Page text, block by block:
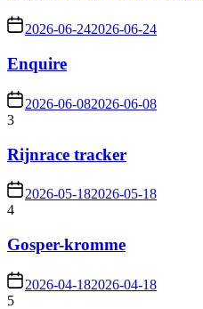
2026-06-242026-06-24
Enquire
2026-06-082026-06-08
3
Rijnrace tracker
2026-05-182026-05-18
4
Gosper-kromme
2026-04-182026-04-18
5